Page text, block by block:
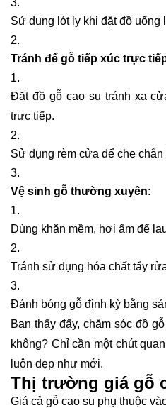
Sử dụng lót ly khi đặt đồ uống
Tránh để gỗ tiếp xúc trực
Đặt đồ gỗ cao su tránh xa
trực tiếp.
Sử dụng rèm cửa để che chắn
Vệ sinh gỗ thường xuyên:
Dùng khăn mềm, hơi ẩm để
Tránh sử dụng hóa chất tẩy
Đánh bóng gỗ định kỳ bằng
Bạn thấy đấy, chăm sóc đồ
không? Chỉ cần một chút
luôn đẹp như mới.
Thị trường giá gỗ
Giá cả gỗ cao su phụ thuộc